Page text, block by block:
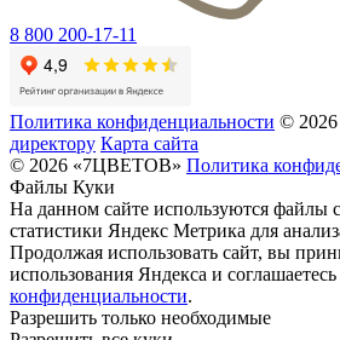
8 800 200-17-11
Политика конфиденциальности ©
директору Карта сайта
© 2026 «7ЦВЕТОВ» Политика
Файлы Куки
На данном сайте используются файлы
статистики Яндекс Метрика для
Продолжая использовать сайт, вы
использования Яндекса и
конфиденциальности.
Разрешить только необходимые